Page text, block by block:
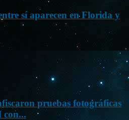
sí aparecen en Florida y
pruebas fotográficas
con...